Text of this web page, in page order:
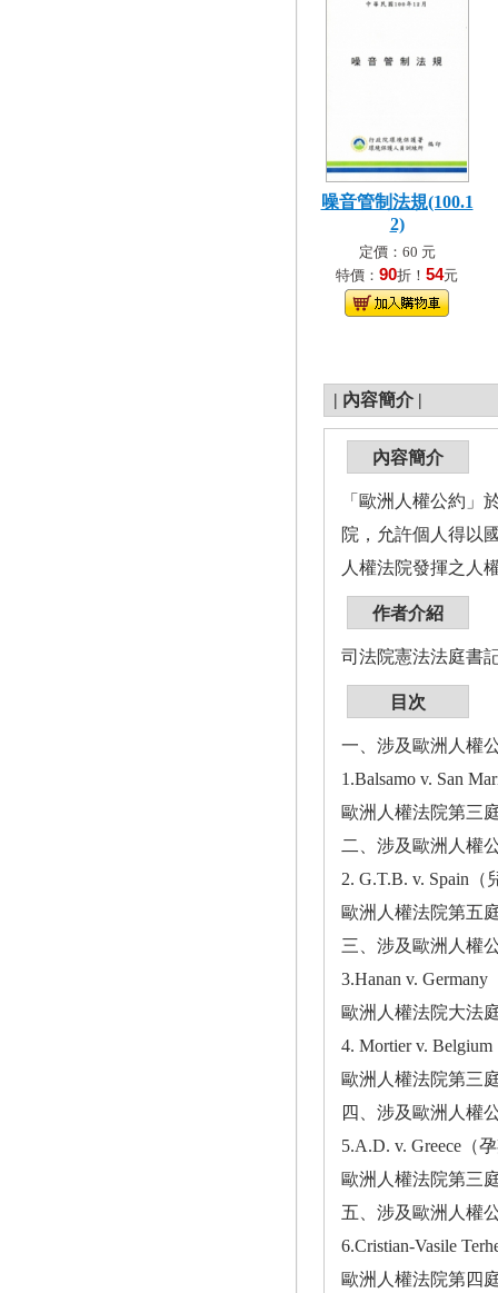
噪音管制法規(100.1
2)
定價：60 元
特價： 90折！ 54元
| 內容簡介 |
內容簡介
「歐洲人權公約」
院，允許個人得以
人權法院發揮之人
作者介紹
司法院憲法法庭書
目次
一、涉及歐洲人權
1.Balsamo v. San
歐洲人權法院第三
二、涉及歐洲人權
2. G.T.B. v. Spain
歐洲人權法院第五
三、涉及歐洲人權
3.Hanan v.
歐洲人權法院大法
4. Mortier v.
歐洲人權法院第三
四、涉及歐洲人權
5.A.D. v. Greece（
歐洲人權法院第三
五、涉及歐洲人權
6.Cristian-Vasile
歐洲人權法院第四